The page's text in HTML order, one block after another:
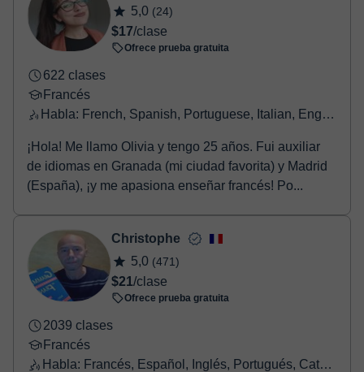
5,0 (24)
$17/clase
Ofrece prueba gratuita
622 clases
Francés
Habla: French, Spanish, Portuguese, Italian, English, Greek
¡Hola! Me llamo Olivia y tengo 25 años. Fui auxiliar
de idiomas en Granada (mi ciudad favorita) y Madrid
(España), ¡y me apasiona enseñar francés! Po...
Christophe
5,0 (471)
$21/clase
Ofrece prueba gratuita
2039 clases
Francés
Habla: Francés, Español, Inglés, Portugués, Catalán